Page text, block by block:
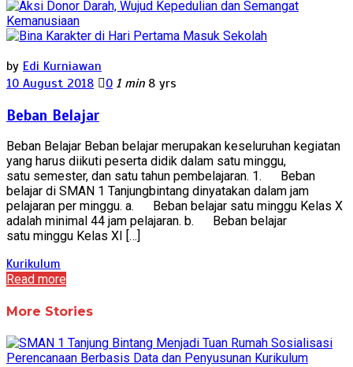
by Edi Kurniawan
10 August 2018
0 1 min 8 yrs
Beban Belajar
Beban Belajar Beban belajar merupakan keseluruhan kegiatan
yang harus diikuti peserta didik dalam satu minggu,
satu semester, dan satu tahun pembelajaran. 1. Beban
belajar di SMAN 1 Tanjungbintang dinyatakan dalam jam
pelajaran per minggu. a. Beban belajar satu minggu Kelas X
adalah minimal 44 jam pelajaran. b. Beban belajar
satu minggu Kelas XI […]
Kurikulum
Read more
More Stories